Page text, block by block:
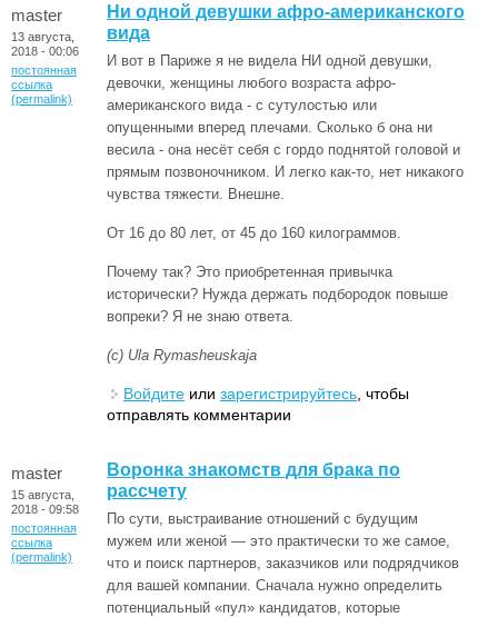
master
13 августа,
2018 - 00:06
постоянная
ссылка
(permalink)
Ни одной девушки афро-американского
вида
И вот в Париже я не видела НИ одной девушки,
девочки, женщины любого возраста афро-
американского вида - с сутулостью или
опущенными вперед плечами. Сколько б она ни
весила - она несёт себя с гордо поднятой головой и
прямым позвоночником. И легко как-то, нет никакого
чувства тяжести. Внешне.
От 16 до 80 лет, от 45 до 160 килограммов.
Почему так? Это приобретенная привычка
исторически? Нужда держать подбородок повыше
вопреки? Я не знаю ответа.
(с) Ula Rymasheuskaja
Войдите или зарегистрируйтесь , чтобы
отправлять комментарии
master
15 августа,
2018 - 09:58
постоянная
ссылка
(permalink)
Воронка знакомств для брака по
рассчету
По сути, выстраивание отношений с будущим
мужем или женой — это практически то же самое,
что и поиск партнеров, заказчиков или подрядчиков
для вашей компании. Сначала нужно определить
потенциальный «пул» кандидатов, которые